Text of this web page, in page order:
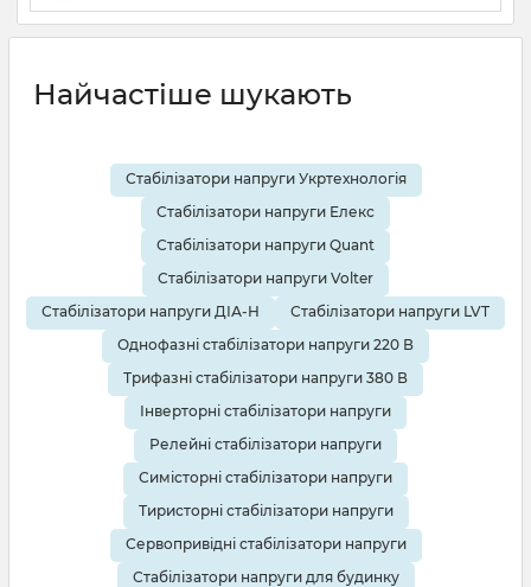
19 08 2025 0 10 хвилин
Найчастіше шукають
Стабілізатори напруги Укртехнологія
Стабілізатори напруги Елекс
Стабілізатори напруги Quant
Стабілізатори напруги Volter
Стабілізатори напруги ДІА-Н
Стабілізатори напруги LVT
Однофазні стабілізатори напруги 220 В
Трифазні стабілізатори напруги 380 В
Інверторні стабілізатори напруги
Релейні стабілізатори напруги
Симісторні стабілізатори напруги
Тиристорні стабілізатори напруги
Сервопривідні стабілізатори напруги
Стабілізатори напруги для будинку